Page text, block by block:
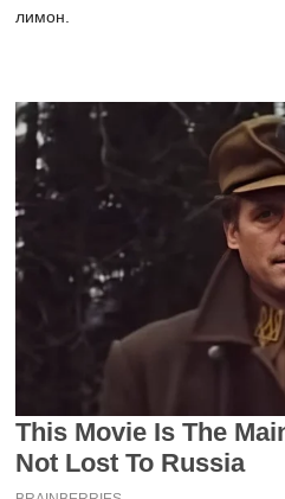
лимон.